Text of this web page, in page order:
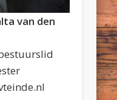
van den